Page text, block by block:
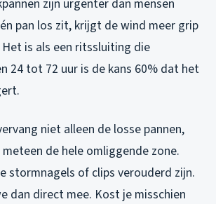
zijn urgenter dan mensen
pan los zit, krijgt de wind meer grip
is als een ritssluiting die
24 tot 72 uur is de kans 60% dat het
niet alleen de losse pannen,
de hele omliggende zone.
stormnagels of clips verouderd zijn.
dan direct mee. Kost je misschien